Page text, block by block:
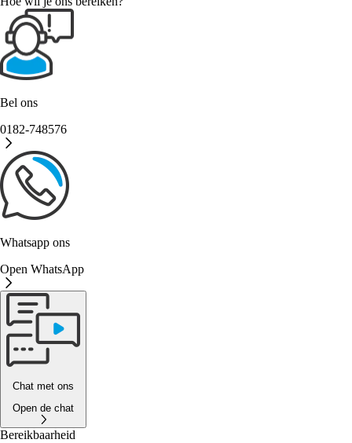
Bel ons
0182-748576
Whatsapp ons
Open WhatsApp
Chat met ons
Open de chat
Bereikbaarheid